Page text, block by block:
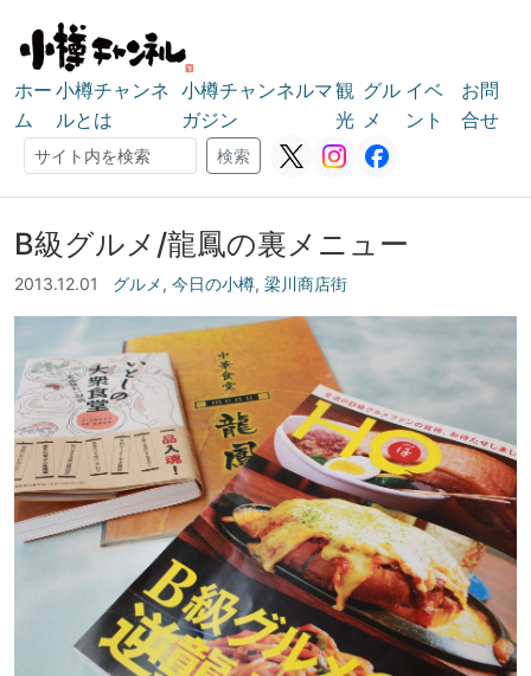
ホー
ム
小樽チャンネ
ルとは
小樽チャンネルマ
ガジン
観
光
グル
メ
イベ
ント
お問
合せ
検索
検索
B級グルメ/龍鳳の裏メニュー
2013.12.01 グルメ, 今日の小樽, 梁川商店街